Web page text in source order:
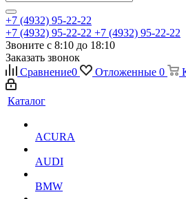
+7 (4932) 95-22-22
+7 (4932) 95-22-22 +7 (4932) 95-22-22
Звоните с 8:10 до 18:10
Заказать звонок
Сравнение0 Отложенные 0
Каталог
ACURA
AUDI
BMW